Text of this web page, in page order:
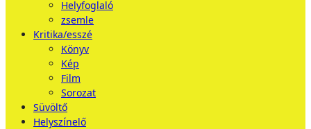
Helyfoglaló
zsemle
Kritika/esszé
Könyv
Kép
Film
Sorozat
Süvöltő
Helyszínelő